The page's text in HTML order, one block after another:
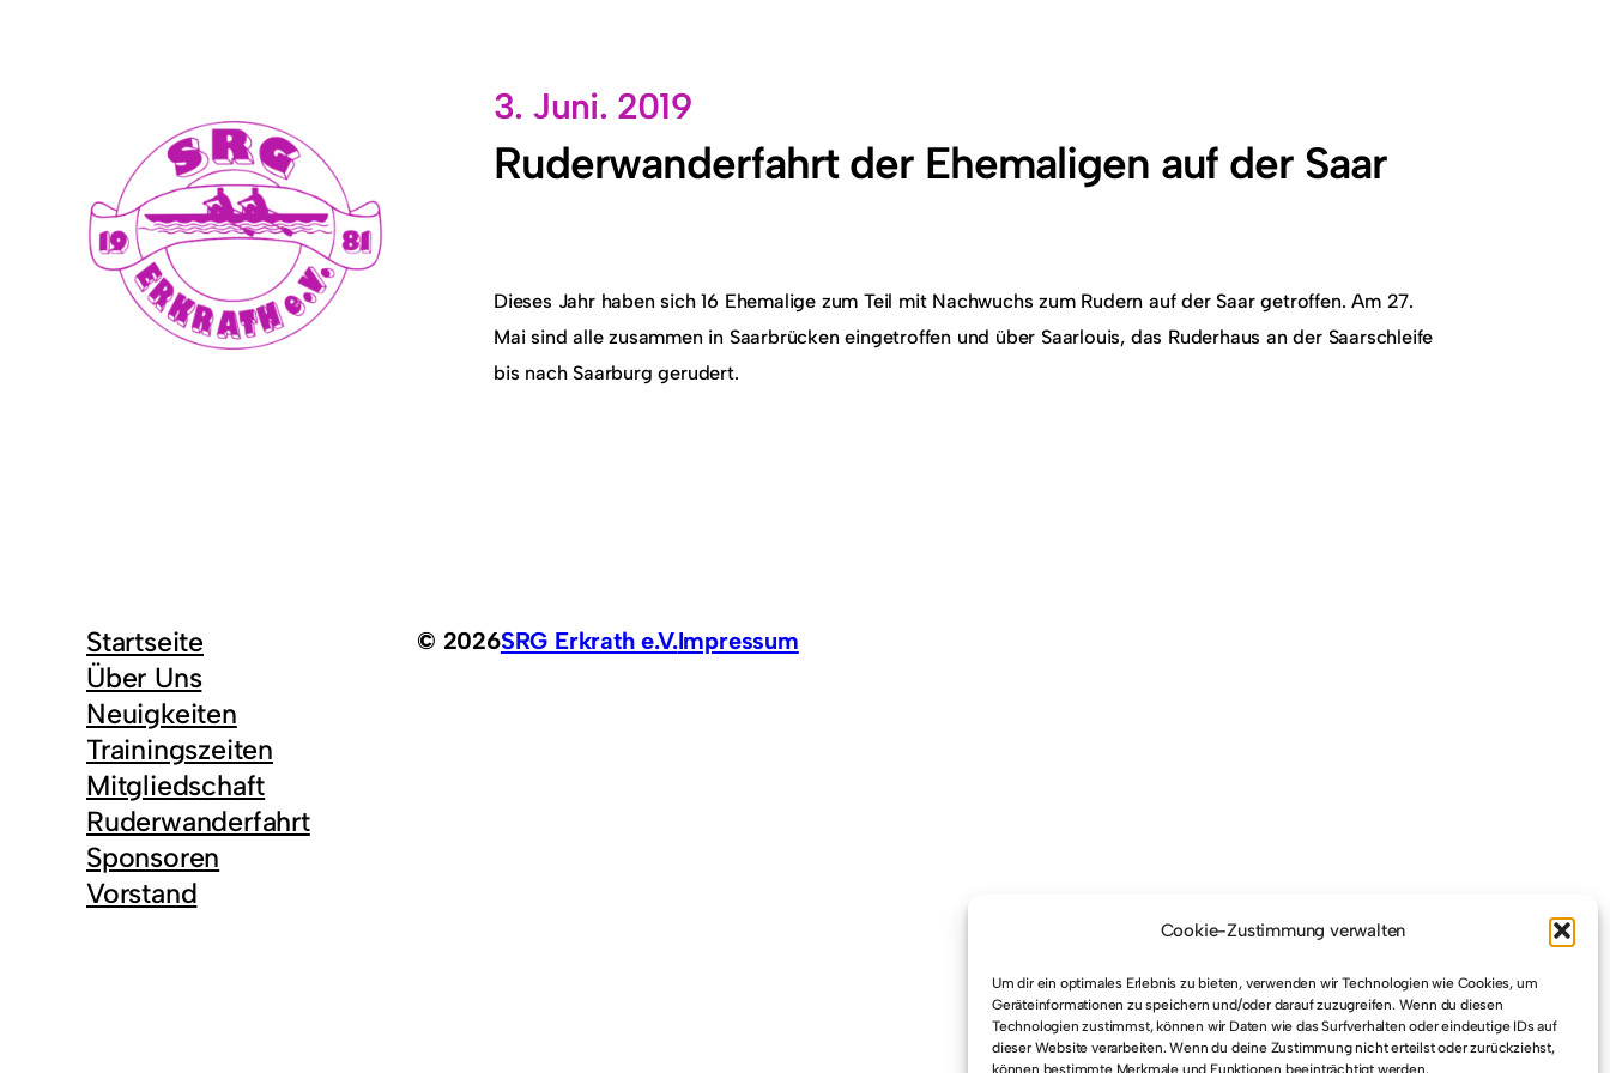
Cookie-Zustimmung verwalten
Um dir ein optimales Erlebnis zu bieten, verwenden wir Technologien wie Cookies, um
Geräteinformationen zu speichern und/oder darauf zuzugreifen. Wenn du diesen
Technologien zustimmst, können wir Daten wie das Surfverhalten oder eindeutige IDs auf
dieser Website verarbeiten. Wenn du deine Zustimmung nicht erteilst oder zurückziehst,
können bestimmte Merkmale und Funktionen beeinträchtigt werden.
Startseite
Über Uns
Neuigkeiten
Trainingszeiten
Mitgliedschaft
Ruderwanderfahrt
Sponsoren
Vorstand
3. Juni. 2019
Ruderwanderfahrt der Ehemaligen auf der Saar
Dieses Jahr haben sich 16 Ehemalige zum Teil mit Nachwuchs zum Rudern auf der Saar getroffen. Am 27.
Mai sind alle zusammen in Saarbrücken eingetroffen und über Saarlouis, das Ruderhaus an der Saarschleife
bis nach Saarburg gerudert.
© 2026SRG Erkrath e.V.Impressum